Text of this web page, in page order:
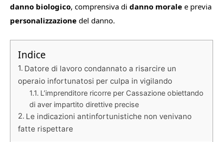
danno biologico, comprensiva di danno morale e previa
personalizzazione del danno.
Indice
Datore di lavoro condannato a risarcire un
operaio infortunatosi per culpa in vigilando
L’imprenditore ricorre per Cassazione obiettando
di aver impartito direttive precise
Le indicazioni antinfortunistiche non venivano
fatte rispettare